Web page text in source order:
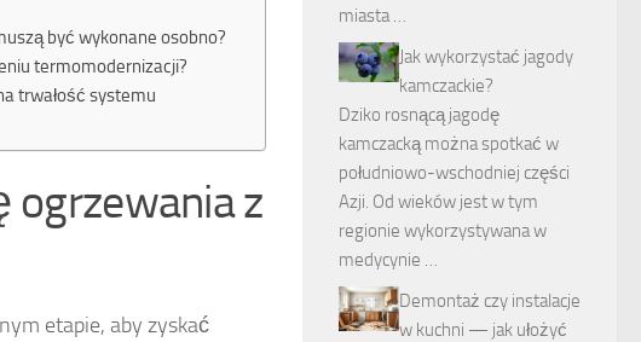
być wykonane osobno?
termomodernizacji?
trwałość systemu
ogrzewania z
etapie, aby zyskać
miasta …
Jak wykorzystać jagody
kamczackie?
Dziko rosnącą jagodę
kamczacką można spotkać w
południowo-wschodniej części
Azji. Od wieków jest w tym
regionie wykorzystywana w
medycynie …
Demontaż czy instalacje
w kuchni — jak ułożyć